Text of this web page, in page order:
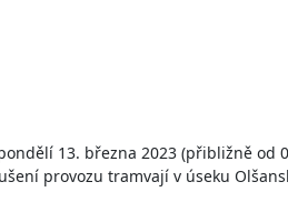
13. března 2023 (přibližně od
provozu tramvají v úseku